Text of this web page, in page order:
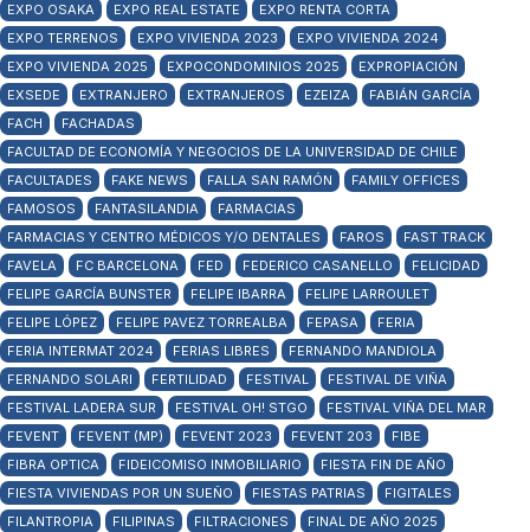
EXPO OSAKA
EXPO REAL ESTATE
EXPO RENTA CORTA
EXPO TERRENOS
EXPO VIVIENDA 2023
EXPO VIVIENDA 2024
EXPO VIVIENDA 2025
EXPOCONDOMINIOS 2025
EXPROPIACIÓN
EXSEDE
EXTRANJERO EXTRANJEROS EZEIZA
FABIÁN GARCÍA
FACH
FACHADAS
FACULTAD DE ECONOMÍA Y NEGOCIOS DE LA UNIVERSIDAD DE CHILE
FACULTADES
FAKE NEWS FALLA SAN RAMÓN
FAMILY OFFICES
FAMOSOS
FANTASILANDIA
FARMACIAS
FARMACIAS Y CENTRO MÉDICOS Y/O DENTALES
FAROS
FAST TRACK
FAVELA
FC BARCELONA FED FEDERICO CASANELLO
FELICIDAD
FELIPE GARCÍA BUNSTER
FELIPE IBARRA
FELIPE LARROULET
FELIPE LÓPEZ
FELIPE PAVEZ TORREALBA FEPASA
FERIA
FERIA INTERMAT 2024
FERIAS LIBRES
FERNANDO MANDIOLA
FERNANDO SOLARI
FERTILIDAD FESTIVAL
FESTIVAL DE VIÑA
FESTIVAL LADERA SUR
FESTIVAL OH! STGO
FESTIVAL VIÑA DEL MAR
FEVENT
FEVENT (MP) FEVENT 2023 FEVENT 203
FIBE
FIBRA OPTICA
FIDEICOMISO INMOBILIARIO
FIESTA FIN DE AÑO
FIESTA VIVIENDAS POR UN SUEÑO
FIESTAS PATRIAS
FIGITALES
FILANTROPIA
FILIPINAS FILTRACIONES
FINAL DE AÑO 2025